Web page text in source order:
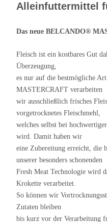
Alleinfuttermittel
Das neue BELCANDO®
Fleisch ist ein kostbares Gut
Überzeugung,
es nur auf die bestmögliche
MASTERCRAFT verarbeiten
wir ausschließlich frisches
vorgetrocknetes Fleischmehl,
welches selbst bei
wird. Damit haben wir
eine Zubereitung erreicht, die
unserer besonders schonenden
Fresh Meat Technologie wird
Krokette verarbeitet.
So können wir
Zutaten bleiben
bis kurz vor der Verarbeitung